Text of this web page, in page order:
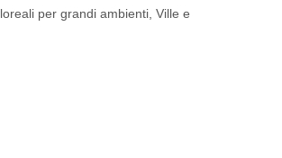
per grandi ambienti, Ville e